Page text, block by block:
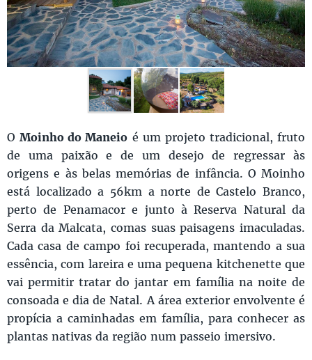
OMoinho do Maneio é um projeto tradicional, fruto
de uma paixão e de um desejo de regressar às
origens e às belas memórias de infância. O Moinho
está localizado a 56km a norte de Castelo Branco,
perto de Penamacor e junto à Reserva Natural da
Serra da Malcata, comas suas paisagens imaculadas.
Cada casa de campo foi recuperada, mantendo a sua
essência, com lareira e uma pequena kitchenette que
vai permitir tratar do jantar em família na noite de
consoada e dia de Natal. A área exterior envolvente é
propícia a caminhadas em família, para conhecer as
plantas nativas da região num passeio imersivo.